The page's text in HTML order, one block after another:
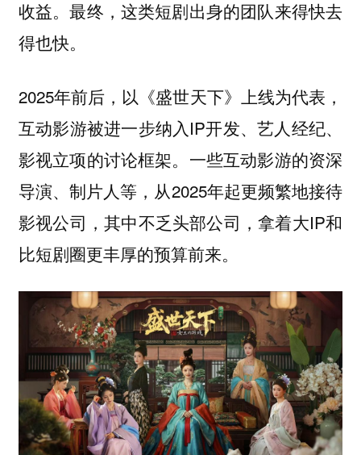
收益。最终，这类短剧出身的团队来得快去
得也快。
2025年前后，以《盛世天下》上线为代表，
互动影游被进一步纳入IP开发、艺人经纪、
影视立项的讨论框架。一些互动影游的资深
导演、制片人等，从2025年起更频繁地接待
影视公司，其中不乏头部公司，拿着大IP和
比短剧圈更丰厚的预算前来。